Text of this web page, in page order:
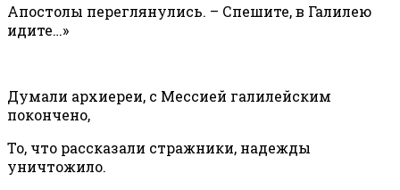
Апостолы переглянулись. – Спешите, в Галилею
идите…»
Думали архиереи, с Мессией галилейским
покончено,
То, что рассказали стражники, надежды
уничтожило.